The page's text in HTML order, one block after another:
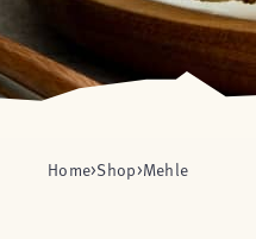
Home Shop Mehle